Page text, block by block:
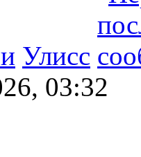
Улисс
03:32